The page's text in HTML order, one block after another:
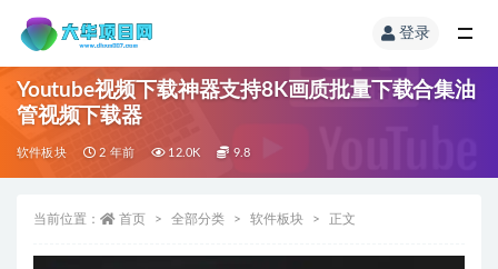
登录
Youtube视频下载神器支持8K画质批量下载合集油
管视频下载器
软件板块 2 年前 12.0K 9.8
当前位置： 首页 全部分类 软件板块 正文